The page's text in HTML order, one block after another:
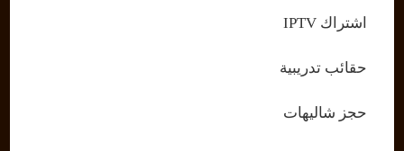
اشتراك IPTV
حقائب تدريبية
حجز شاليهات